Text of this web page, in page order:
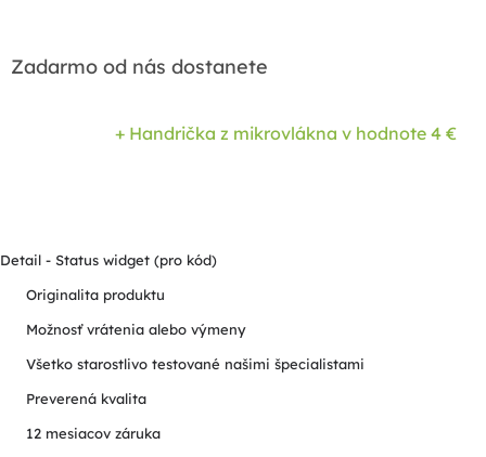
Zadarmo od nás dostanete
+ Handrička z mikrovlákna v hodnote 4 €
Detail - Status widget (pro kód)
Originalita produktu
Možnosť vrátenia alebo výmeny
Všetko starostlivo testované našimi špecialistami
Preverená kvalita
12 mesiacov záruka